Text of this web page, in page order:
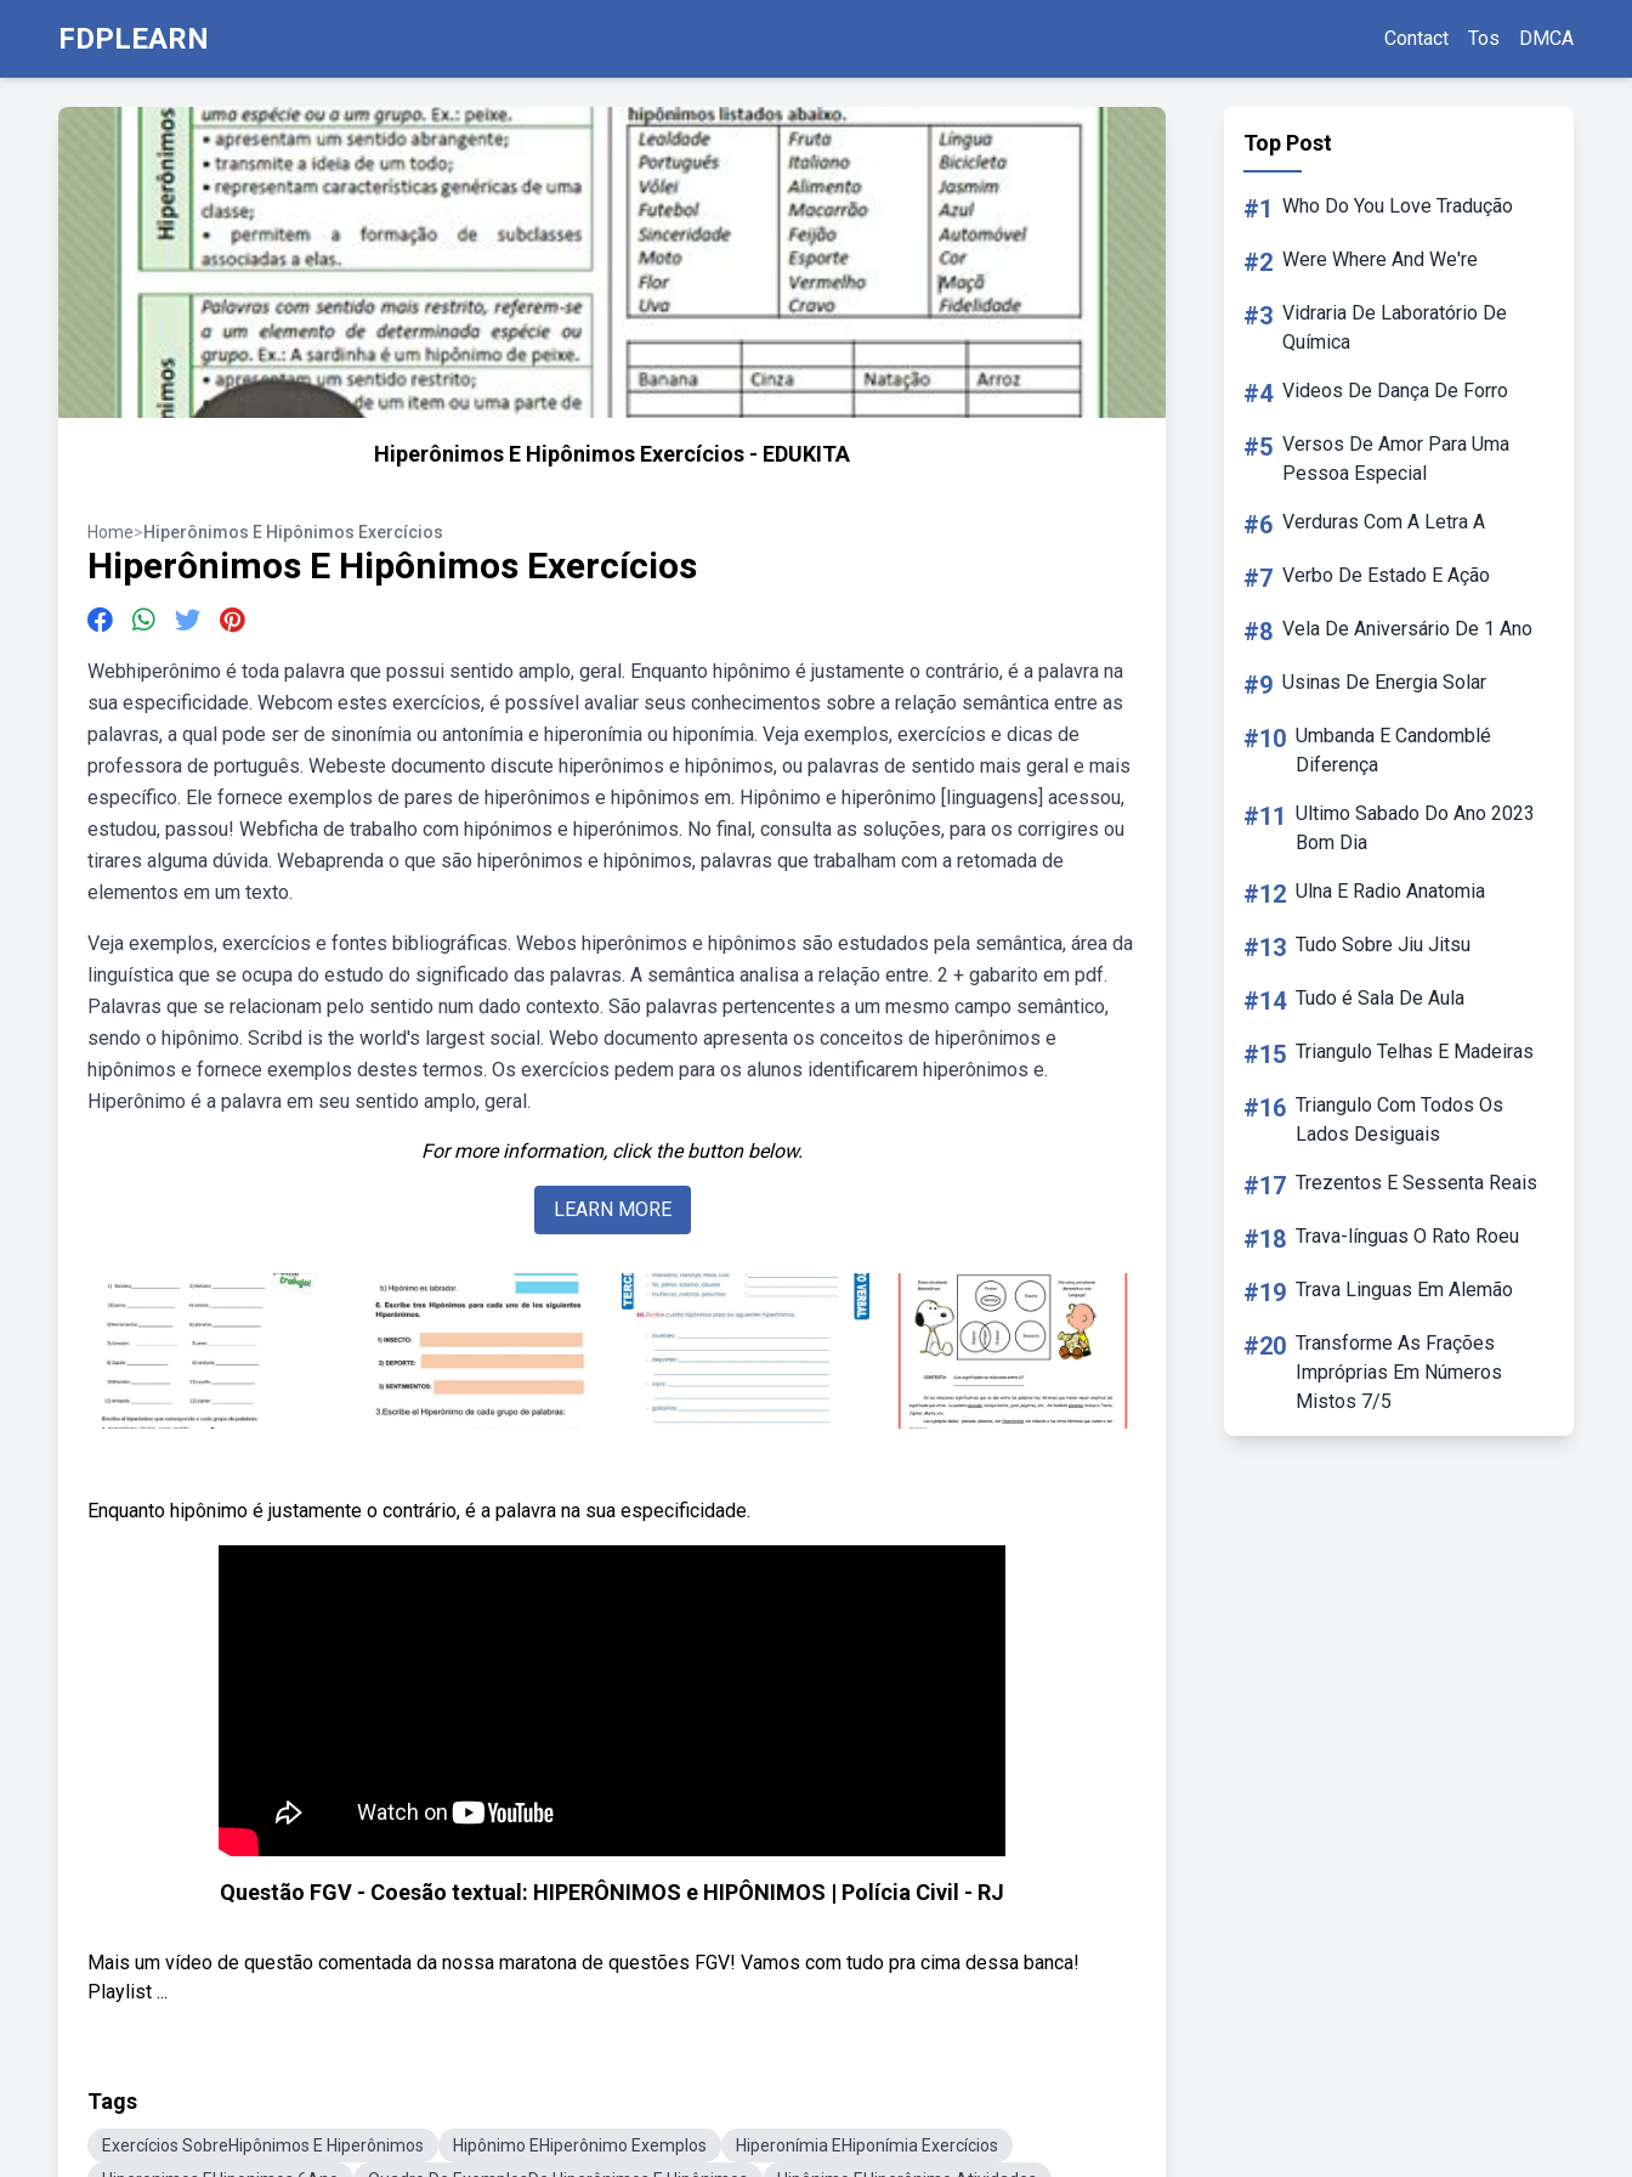
FDPLEARN Contact Tos DMCA
Hiperônimos E Hipônimos Exercícios - EDUKITA
Home>Hiperônimos E Hipônimos Exercícios
Hiperônimos E Hipônimos Exercícios
Webhiperônimo é toda palavra que possui sentido amplo, geral. Enquanto hipônimo é justamente o contrário, é a palavra na
sua especificidade. Webcom estes exercícios, é possível avaliar seus conhecimentos sobre a relação semântica entre as
palavras, a qual pode ser de sinonímia ou antonímia e hiperonímia ou hiponímia. Veja exemplos, exercícios e dicas de
professora de português. Webeste documento discute hiperônimos e hipônimos, ou palavras de sentido mais geral e mais
específico. Ele fornece exemplos de pares de hiperônimos e hipônimos em. Hipônimo e hiperônimo [linguagens] acessou,
estudou, passou! Webficha de trabalho com hipónimos e hiperónimos. No final, consulta as soluções, para os corrigires ou
tirares alguma dúvida. Webaprenda o que são hiperônimos e hipônimos, palavras que trabalham com a retomada de
elementos em um texto.
Veja exemplos, exercícios e fontes bibliográficas. Webos hiperônimos e hipônimos são estudados pela semântica, área da
linguística que se ocupa do estudo do significado das palavras. A semântica analisa a relação entre. 2 + gabarito em pdf.
Palavras que se relacionam pelo sentido num dado contexto. São palavras pertencentes a um mesmo campo semântico,
sendo o hipônimo. Scribd is the world's largest social. Webo documento apresenta os conceitos de hiperônimos e
hipônimos e fornece exemplos destes termos. Os exercícios pedem para os alunos identificarem hiperônimos e.
Hiperônimo é a palavra em seu sentido amplo, geral.
For more information, click the button below.
LEARN MORE
Enquanto hipônimo é justamente o contrário, é a palavra na sua especificidade.
Questão FGV - Coesão textual: HIPERÔNIMOS e HIPÔNIMOS | Polícia Civil - RJ
Mais um vídeo de questão comentada da nossa maratona de questões FGV! Vamos com tudo pra cima dessa banca!
Playlist ...
Tags
Exercícios SobreHipônimos E Hiperônimos Hipônimo EHiperônimo Exemplos
Hiperonímia EHiponímia Exercícios
Top Post
#1 Who Do You Love Tradução
#2 Were Where And We're
#3 Vidraria De Laboratório De
Química
#4 Videos De Dança De Forro
#5 Versos De Amor Para Uma
Pessoa Especial
#6 Verduras Com A Letra A
#7 Verbo De Estado E Ação
#8 Vela De Aniversário De 1 Ano
#9 Usinas De Energia Solar
#10 Umbanda E Candomblé
Diferença
#11 Ultimo Sabado Do Ano 2023
Bom Dia
#12 Ulna E Radio Anatomia
#13 Tudo Sobre Jiu Jitsu
#14 Tudo é Sala De Aula
#15 Triangulo Telhas E Madeiras
#16 Triangulo Com Todos Os
Lados Desiguais
#17 Trezentos E Sessenta Reais
#18 Trava-línguas O Rato Roeu
#19 Trava Linguas Em Alemão
#20 Transforme As Frações
Impróprias Em Números
Mistos 7/5